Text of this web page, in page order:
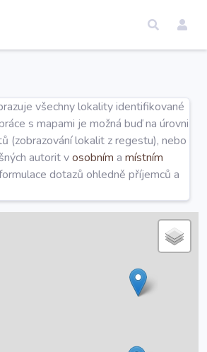
všechny lokality identifikované
s mapami je možná buď na úrovni
(zobrazování lokalit z regestu), nebo
autorit vosobním a místním
dotazů ohledně příjemců a